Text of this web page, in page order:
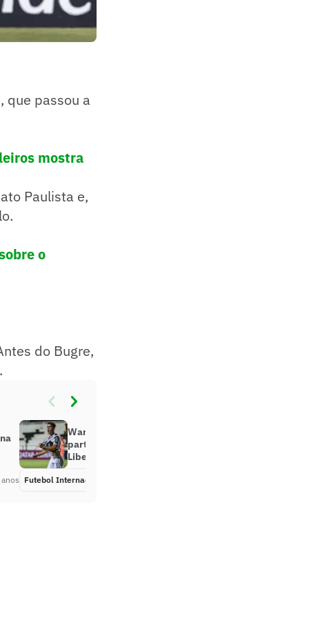
que passou a
mostra
Paulista e,
o
do Bugre,
anos
Wanderers vence Bolívar na
partida de ida da 2ª fase da Pré-
Libertadores
Futebol Internacional